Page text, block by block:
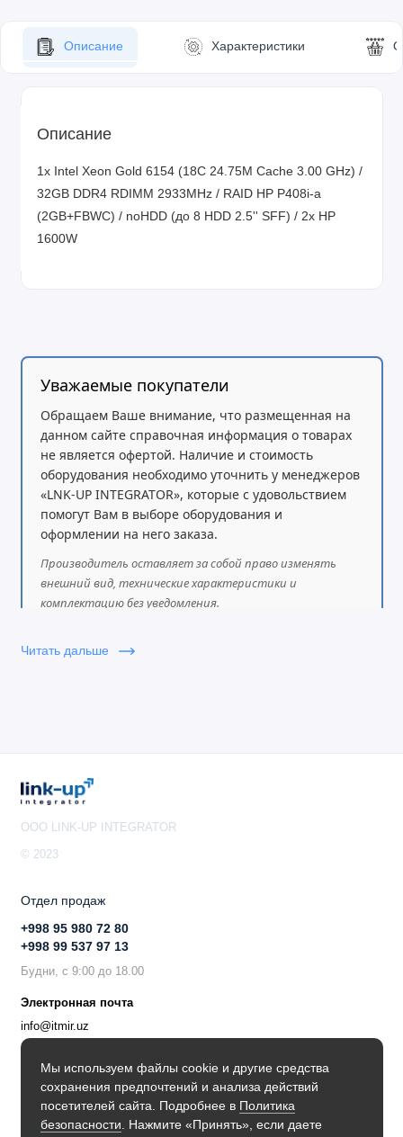
Описание Характеристики
Описание
1x Intel Xeon Gold 6154 (18C 24.75M Cache 3.00 GHz) /
32GB DDR4 RDIMM 2933MHz / RAID HP P408i-a
(2GB+FBWC) / noHDD (до 8 HDD 2.5'' SFF) / 2x HP
1600W
Уважаемые покупатели
Обращаем Ваше внимание, что размещенная на
данном сайте справочная информация о товарах
не является офертой. Наличие и стоимость
оборудования необходимо уточнить у менеджеров
«LNK-UP INTEGRATOR», которые с удовольствием
помогут Вам в выборе оборудования и
оформлении на него заказа.
Производитель оставляет за собой право изменять
внешний вид, технические характеристики и
комплектацию без уведомления.
Читать дальше
Мы используем файлы cookie и другие средства
сохранения предпочтений и анализа действий
посетителей сайта. Подробнее в Политика
безопасности . Нажмите «Принять», если даете
OOO LINK-UP INTEGRATOR
© 2023
Отдел продаж
+998 95 980 72 80
+998 99 537 97 13
Будни, с 9:00 до 18.00
Электронная почта
info@itmir.uz
Поддержка в мессенджере
Будьте в курсе наших новостей!